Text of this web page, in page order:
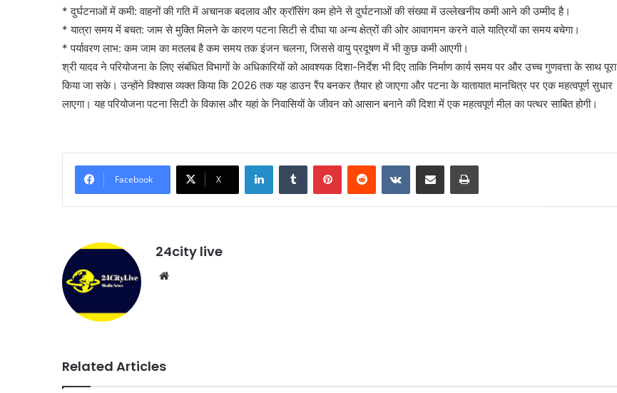
* दुर्घटनाओं में कमी: वाहनों की गति में अचानक बदलाव और क्रॉसिंग कम होने से दुर्घटनाओं की संख्या में उल्लेखनीय कमी आने की उम्मीद है।
* यात्रा समय में बचत: जाम से मुक्ति मिलने के कारण पटना सिटी से दीघा या अन्य क्षेत्रों की ओर आवागमन करने वाले यात्रियों का समय बचेगा।
* पर्यावरण लाभ: कम जाम का मतलब है कम समय तक इंजन चलना, जिससे वायु प्रदूषण में भी कुछ कमी आएगी।
श्री यादव ने परियोजना के लिए संबंधित विभागों के अधिकारियों को आवश्यक दिशा-निर्देश भी दिए ताकि निर्माण कार्य समय पर और उच्च गुणवत्ता के साथ पूरा
किया जा सके। उन्होंने विश्वास व्यक्त किया कि 2026 तक यह डाउन रैंप बनकर तैयार हो जाएगा और पटना के यातायात मानचित्र पर एक महत्वपूर्ण सुधार
लाएगा। यह परियोजना पटना सिटी के विकास और यहां के निवासियों के जीवन को आसान बनाने की दिशा में एक महत्वपूर्ण मील का पत्थर साबित होगी।
Facebook X
LinkedInTumblr PinterestReddit VKontakteShare via Email Print
24city live
Related Articles